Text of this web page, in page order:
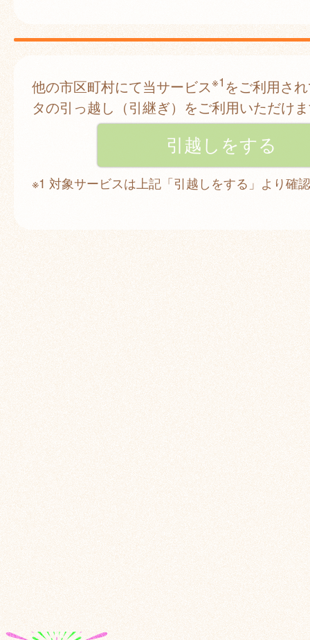
他の市区町村にて当サービス※1 をご利用さ
タの引っ越し（引継ぎ）をご利用いただけ
※1 対象サービスは上記「引越しをする」より確